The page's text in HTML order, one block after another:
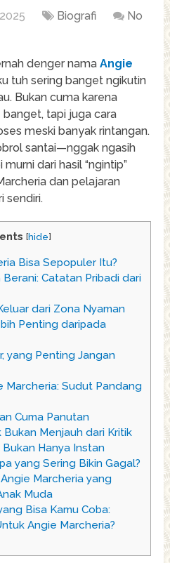
Biografi
No
denger namaAngie
tuh sering banget ngikutin
Bukan cuma karena
tapi juga cara
meski banyak rintangan.
santai—nggak ngasih
dari hasil “ngintip”
dan pelajaran
sendiri.
[hide]
Bisa Sepopuler Itu?
Catatan Pribadi dari
dari Zona Nyaman
Penting daripada
yang Penting Jangan
Marcheria: Sudut Pandang
Cuma Panutan
Menjauh dari Kritik
Hanya Instan
yang Sering Bikin Gagal?
Marcheria yang
Muda
Bisa Kamu Coba:
Angie Marcheria?